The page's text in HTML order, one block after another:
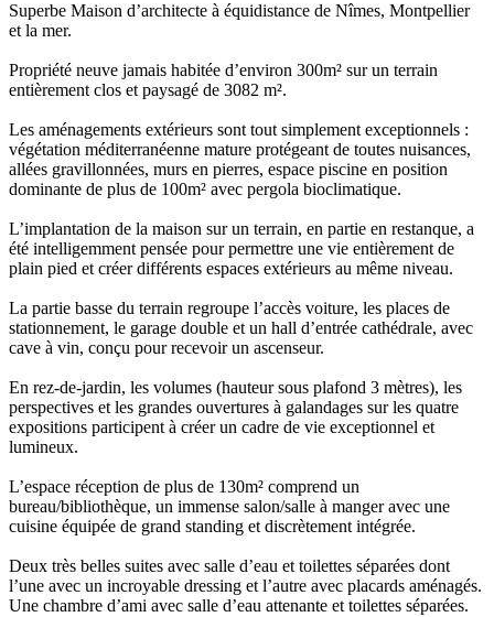
Superbe Maison d’architecte à équidistance de Nîmes, Montpellier
et la mer.
Propriété neuve jamais habitée d’environ 300m² sur un terrain
entièrement clos et paysagé de 3082 m².
Les aménagements extérieurs sont tout simplement exceptionnels :
végétation méditerranéenne mature protégeant de toutes nuisances,
allées gravillonnées, murs en pierres, espace piscine en position
dominante de plus de 100m² avec pergola bioclimatique.
L’implantation de la maison sur un terrain, en partie en restanque, a
été intelligemment pensée pour permettre une vie entièrement de
plain pied et créer différents espaces extérieurs au même niveau.
La partie basse du terrain regroupe l’accès voiture, les places de
stationnement, le garage double et un hall d’entrée cathédrale, avec
cave à vin, conçu pour recevoir un ascenseur.
En rez-de-jardin, les volumes (hauteur sous plafond 3 mètres), les
perspectives et les grandes ouvertures à galandages sur les quatre
expositions participent à créer un cadre de vie exceptionnel et
lumineux.
L’espace réception de plus de 130m² comprend un
bureau/bibliothèque, un immense salon/salle à manger avec une
cuisine équipée de grand standing et discrètement intégrée.
Deux très belles suites avec salle d’eau et toilettes séparées dont
l’une avec un incroyable dressing et l’autre avec placards aménagés.
Une chambre d’ami avec salle d’eau attenante et toilettes séparées.